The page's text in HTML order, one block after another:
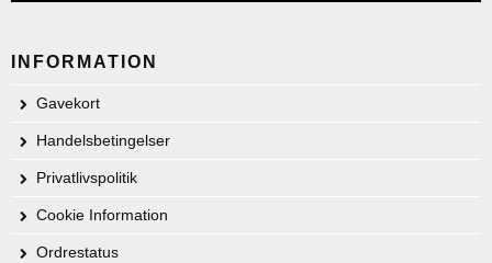
INFORMATION
Gavekort
Handelsbetingelser
Privatlivspolitik
Cookie Information
Ordrestatus